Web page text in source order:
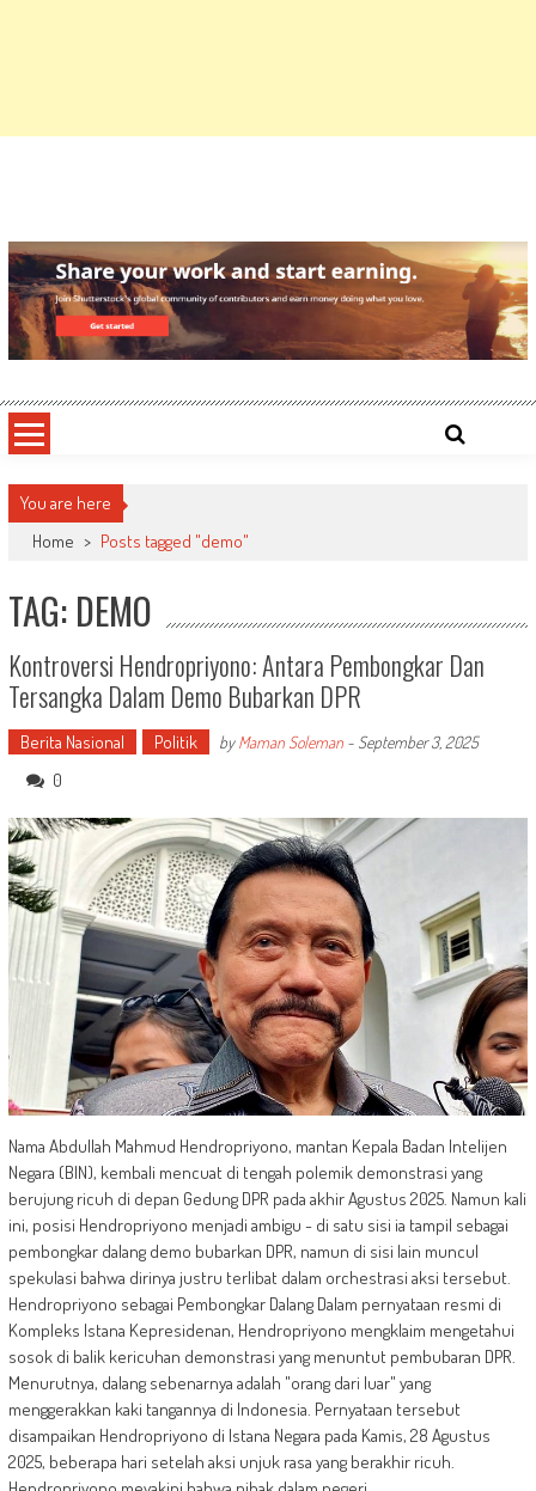
You are here
Home > Posts tagged "demo"
TAG: DEMO
Kontroversi Hendropriyono: Antara Pembongkar Dan
Tersangka Dalam Demo Bubarkan DPR
Berita Nasional Politik byMaman Soleman- September 3, 2025
0
Nama Abdullah Mahmud Hendropriyono, mantan Kepala Badan Intelijen
Negara (BIN), kembali mencuat di tengah polemik demonstrasi yang
berujung ricuh di depan Gedung DPR pada akhir Agustus 2025. Namun kali
ini, posisi Hendropriyono menjadi ambigu - di satu sisi ia tampil sebagai
pembongkar dalang demo bubarkan DPR, namun di sisi lain muncul
spekulasi bahwa dirinya justru terlibat dalam orchestrasi aksi tersebut.
Hendropriyono sebagai Pembongkar Dalang Dalam pernyataan resmi di
Kompleks Istana Kepresidenan, Hendropriyono mengklaim mengetahui
sosok di balik kericuhan demonstrasi yang menuntut pembubaran DPR.
Menurutnya, dalang sebenarnya adalah "orang dari luar" yang
menggerakkan kaki tangannya di Indonesia. Pernyataan tersebut
disampaikan Hendropriyono di Istana Negara pada Kamis, 28 Agustus
2025, beberapa hari setelah aksi unjuk rasa yang berakhir ricuh.